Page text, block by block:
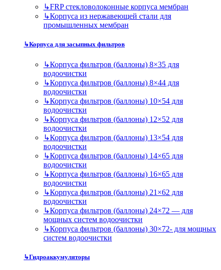
↳FRP стекловолоконные корпуса мембран
↳Корпуса из нержавеющей стали для
промышленных мембран
↳Корпуса для засыпных фильтров
↳Корпуса фильтров (баллоны) 8×35 для
водоочистки
↳Корпуса фильтров (баллоны) 8×44 для
водоочистки
↳Корпуса фильтров (баллоны) 10×54 для
водоочистки
↳Корпуса фильтров (баллоны) 12×52 для
водоочистки
↳Корпуса фильтров (баллоны) 13×54 для
водоочистки
↳Корпуса фильтров (баллоны) 14×65 для
водоочистки
↳Корпуса фильтров (баллоны) 16×65 для
водоочистки
↳Корпуса фильтров (баллоны) 21×62 для
водоочистки
↳Корпуса фильтров (баллоны) 24×72 — для
мощных систем водоочистки
↳Корпуса фильтров (баллоны) 30×72- для мощных
систем водоочистки
↳Гидроаккумуляторы